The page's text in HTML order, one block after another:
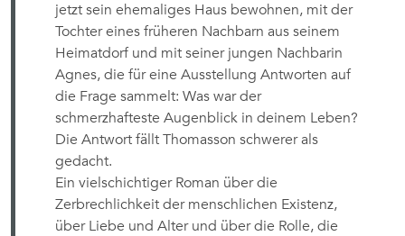
jetzt sein ehemaliges Haus bewohnen, mit der
Tochter eines früheren Nachbarn aus seinem
Heimatdorf und mit seiner jungen Nachbarin
Agnes, die für eine Ausstellung Antworten auf
die Frage sammelt: Was war der
schmerzhafteste Augenblick in deinem Leben?
Die Antwort fällt Thomasson schwerer als
gedacht.
Ein vielschichtiger Roman über die
Zerbrechlichkeit der menschlichen Existenz,
über Liebe und Alter und über die Rolle, die